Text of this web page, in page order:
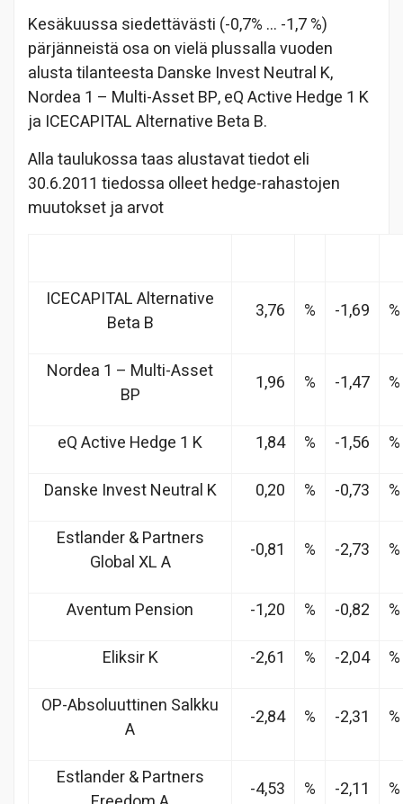
Kesäkuussa siedettävästi (-0,7% … -1,7 %)
pärjänneistä osa on vielä plussalla vuoden
alusta tilanteesta Danske Invest Neutral K,
Nordea 1 – Multi-Asset BP, eQ Active Hedge 1 K
ja ICECAPITAL Alternative Beta B.
Alla taulukossa taas alustavat tiedot eli
30.6.2011 tiedossa olleet hedge-rahastojen
muutokset ja arvot
ICECAPITAL Alternative
Beta B
3,76 % -1,69 %
Nordea 1 – Multi-Asset
BP
1,96 % -1,47 %
eQ Active Hedge 1 K 1,84 % -1,56
%
Danske Invest Neutral K
0,20 % -0,73
%
Estlander & Partners
Global XL A
-0,81 % -2,73 %
Aventum Pension -1,20 % -0,82
%
Eliksir K
-2,61 % -2,04
%
OP-Absoluuttinen Salkku
A
-2,84 % -2,31 %
Estlander & Partners
-4,53 % -2,11 %